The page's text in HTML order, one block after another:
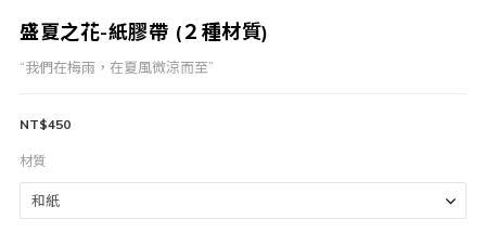
盛夏之花-紙膠帶 (２種材質)
“我們在梅雨，在夏風微涼而至”
NT$450
材質